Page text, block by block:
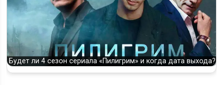
Будет ли 4 сезон сериала «Пилигрим» и когда дата выхода?